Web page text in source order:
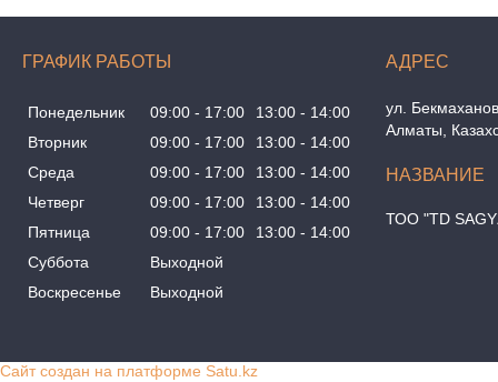
ГРАФИК РАБОТЫ
Понедельник 09:00 17:00 13:00
14:00
Вторник
09:00 17:00 13:00
14:00
Среда
09:00 17:00 13:00
14:00
Четверг
09:00 17:00 13:00
14:00
Пятница
09:00 17:00 13:00
14:00
Суббота
Выходной
Воскресенье
Выходной
ул.
Алматы,
ТОО "TD
Сайт создан на платформе Satu.kz